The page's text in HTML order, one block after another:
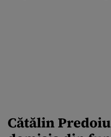
Cătălin